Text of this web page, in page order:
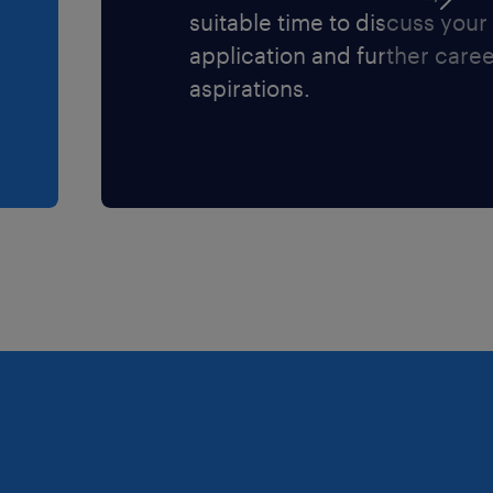
dei
suitable time to discuss your
application and further
aspirations.